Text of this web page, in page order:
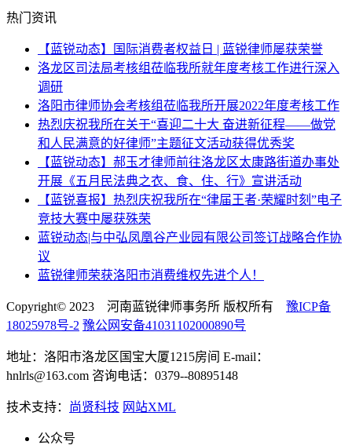
热门资讯
【蓝锐动态】国际消费者权益日 | 蓝锐律师屡获荣誉
洛龙区司法局考核组莅临我所就年度考核工作进行深入
调研
洛阳市律师协会考核组莅临我所开展2022年度考核工作
热烈庆祝我所在关于“喜迎二十大 奋进新征程——做党
和人民满意的好律师”主题征文活动获得优秀奖
【蓝锐动态】郝玉才律师前往洛龙区太康路街道办事处
开展《五月民法典之衣、食、住、行》宣讲活动
【蓝锐喜报】热烈庆祝我所在“律届王者·荣耀时刻”电子
竞技大赛中屡获殊荣
蓝锐动态|与中弘凤凰谷产业园有限公司签订战略合作协
议
蓝锐律师荣获洛阳市消费维权先进个人！
Copyright© 2023 河南蓝锐律师事务所 版权所有 豫ICP备
18025978号-2 豫公网安备41031102000890号
地址：洛阳市洛龙区国宝大厦1215房间 E-mail：
hnlrls@163.com 咨询电话：0379--80895148
技术支持： 尚贤科技 网站XML
公众号